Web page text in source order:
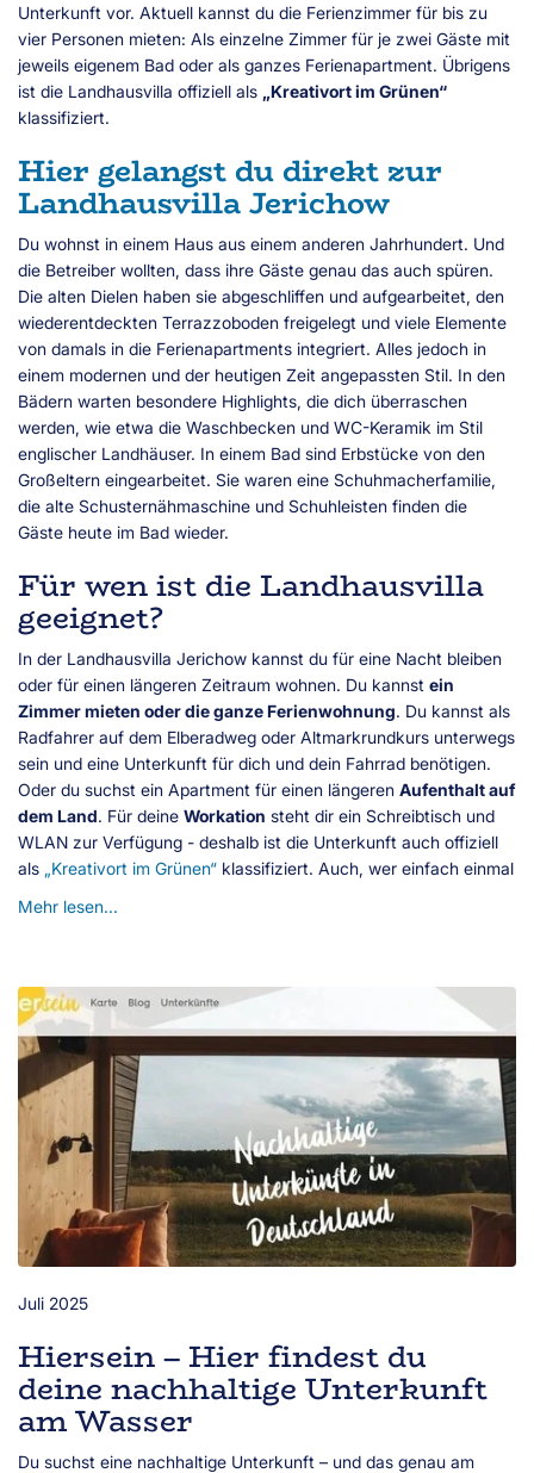
Unterkunft vor. Aktuell kannst du die Ferienzimmer für bis zu
vier Personen mieten: Als einzelne Zimmer für je zwei Gäste mit
jeweils eigenem Bad oder als ganzes Ferienapartment. Übrigens
ist die Landhausvilla offiziell als „Kreativort im Grünen“
klassifiziert.
Hier gelangst du direkt zur
Landhausvilla Jerichow
Du wohnst in einem Haus aus einem anderen Jahrhundert. Und
die Betreiber wollten, dass ihre Gäste genau das auch spüren.
Die alten Dielen haben sie abgeschliffen und aufgearbeitet, den
wiederentdeckten Terrazzoboden freigelegt und viele Elemente
von damals in die Ferienapartments integriert. Alles jedoch in
einem modernen und der heutigen Zeit angepassten Stil. In den
Bädern warten besondere Highlights, die dich überraschen
werden, wie etwa die Waschbecken und WC-Keramik im Stil
englischer Landhäuser. In einem Bad sind Erbstücke von den
Großeltern eingearbeitet. Sie waren eine Schuhmacherfamilie,
die alte Schusternähmaschine und Schuhleisten finden die
Gäste heute im Bad wieder.
Für wen ist die Landhausvilla
geeignet?
In der Landhausvilla Jerichow kannst du für eine Nacht bleiben
oder für einen längeren Zeitraum wohnen. Du kannst ein
Zimmer mieten oder die ganze Ferienwohnung. Du kannst als
Radfahrer auf dem Elberadweg oder Altmarkrundkurs unterwegs
sein und eine Unterkunft für dich und dein Fahrrad benötigen.
Oder du suchst ein Apartment für einen längeren Aufenthalt auf
dem Land. Für deine Workation steht dir ein Schreibtisch und
WLAN zur Verfügung - deshalb ist die Unterkunft auch offiziell
als „Kreativort im Grünen“ klassifiziert. Auch, wer einfach einmal
Mehr lesen...
Juli 2025
Hiersein – Hier findest du
deine nachhaltige Unterkunft
am Wasser
Du suchst eine nachhaltige Unterkunft – und das genau am